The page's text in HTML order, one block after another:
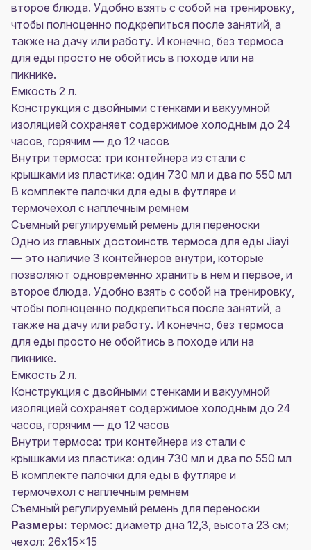
второе блюда. Удобно взять с собой на тренировку,
чтобы полноценно подкрепиться после занятий, а
также на дачу или работу. И конечно, без термоса
для еды просто не обойтись в походе или на
пикнике.
Емкость 2 л.
Конструкция с двойными стенками и вакуумной
изоляцией сохраняет содержимое холодным до 24
часов, горячим — до 12 часов
Внутри термоса: три контейнера из стали с
крышками из пластика: один 730 мл и два по 550 мл
В комплекте палочки для еды в футляре и
термочехол с наплечным ремнем
Съемный регулируемый ремень для переноски
Одно из главных достоинств термоса для еды Jiayi
— это наличие 3 контейнеров внутри, которые
позволяют одновременно хранить в нем и первое, и
второе блюда. Удобно взять с собой на тренировку,
чтобы полноценно подкрепиться после занятий, а
также на дачу или работу. И конечно, без термоса
для еды просто не обойтись в походе или на
пикнике.
Емкость 2 л.
Конструкция с двойными стенками и вакуумной
изоляцией сохраняет содержимое холодным до 24
часов, горячим — до 12 часов
Внутри термоса: три контейнера из стали с
крышками из пластика: один 730 мл и два по 550 мл
В комплекте палочки для еды в футляре и
термочехол с наплечным ремнем
Съемный регулируемый ремень для переноски
Размеры: термос: диаметр дна 12,3, высота 23 см;
чехол: 26x15x15